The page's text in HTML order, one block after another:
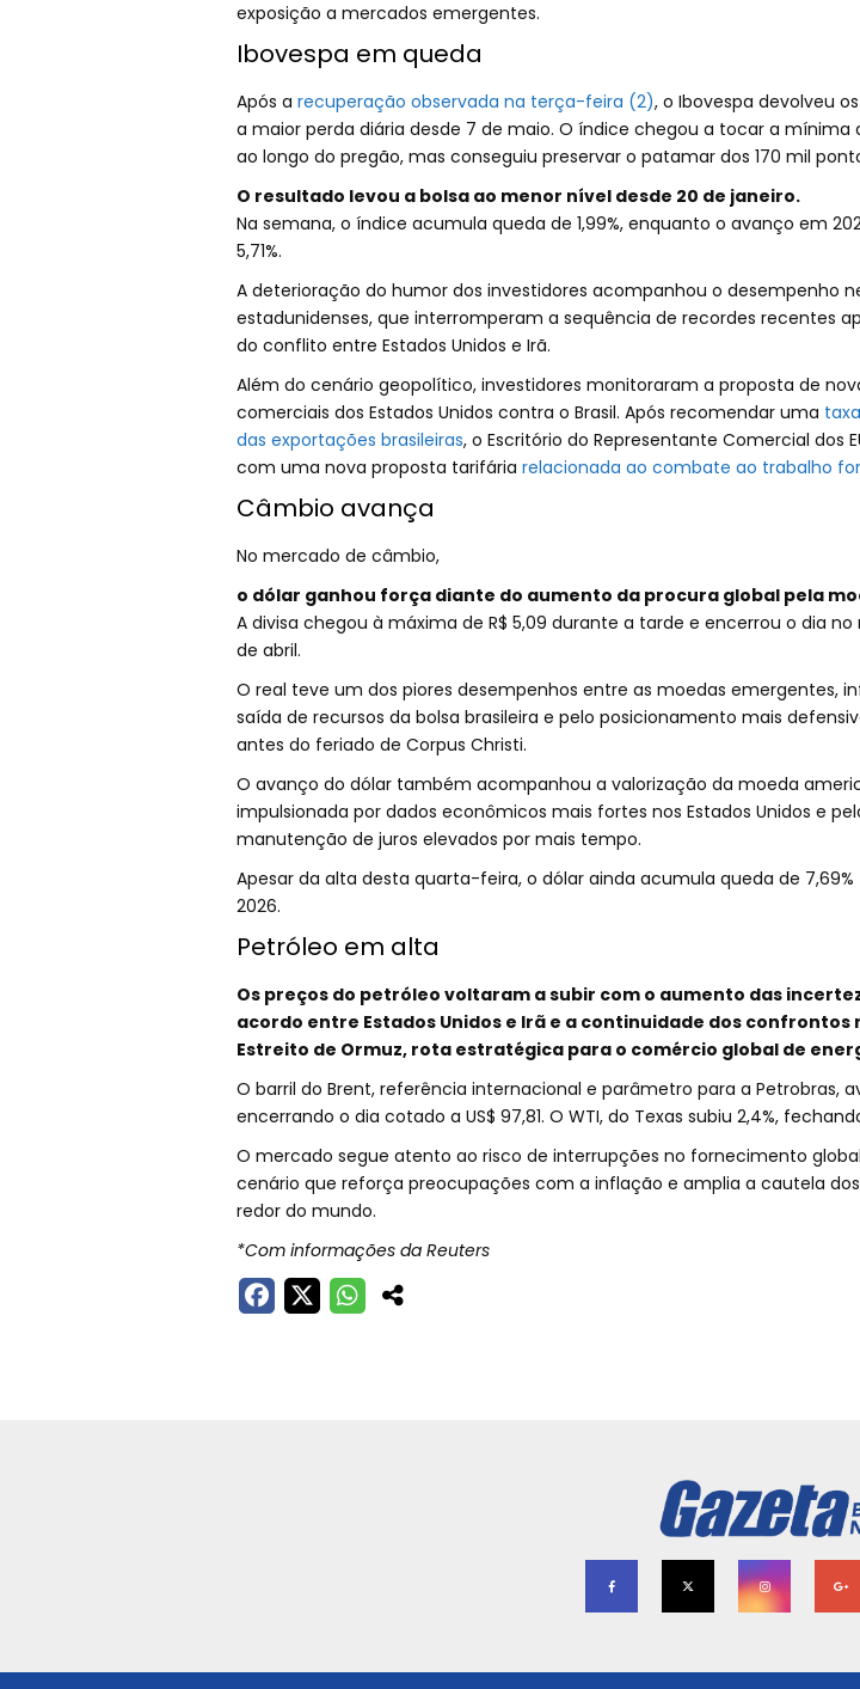
exposição a mercados emergentes.
Ibovespa em queda
Após a recuperação observada na terça-feira (2), o Ibovespa devolveu
a maior perda diária desde 7 de maio. O índice chegou a tocar a mínima
ao longo do pregão, mas conseguiu preservar o patamar dos 170 mil
O resultado levou a bolsa ao menor nível desde 20 de janeiro.
Na semana, o índice acumula queda de 1,99%, enquanto o avanço em
5,71%.
A deterioração do humor dos investidores acompanhou o desempenho
estadunidenses, que interromperam a sequência de recordes recentes
do conflito entre Estados Unidos e Irã.
Além do cenário geopolítico, investidores monitoraram a proposta de
comerciais dos Estados Unidos contra o Brasil. Após recomendar uma
das exportações brasileiras, o Escritório do Representante Comercial dos
com uma nova proposta tarifária relacionada ao combate ao trabalho
Câmbio avança
No mercado de câmbio,
o dólar ganhou força diante do aumento da procura global pela
A divisa chegou à máxima de R$ 5,09 durante a tarde e encerrou o dia
de abril.
O real teve um dos piores desempenhos entre as moedas emergentes,
saída de recursos da bolsa brasileira e pelo posicionamento mais
antes do feriado de Corpus Christi.
O avanço do dólar também acompanhou a valorização da moeda
impulsionada por dados econômicos mais fortes nos Estados Unidos e
manutenção de juros elevados por mais tempo.
Apesar da alta desta quarta-feira, o dólar ainda acumula queda de
2026.
Petróleo em alta
Os preços do petróleo voltaram a subir com o aumento das
acordo entre Estados Unidos e Irã e a continuidade dos confrontos
Estreito de Ormuz, rota estratégica para o comércio global de
O barril do Brent, referência internacional e parâmetro para a Petrobras,
encerrando o dia cotado a US$ 97,81. O WTI, do Texas subiu 2,4%,
O mercado segue atento ao risco de interrupções no fornecimento
cenário que reforça preocupações com a inflação e amplia a cautela
redor do mundo.
*Com informações da Reuters